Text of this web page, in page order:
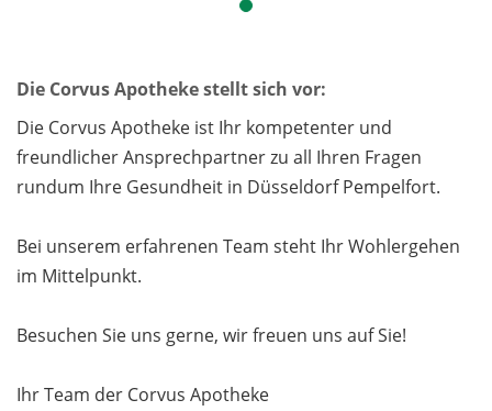
Die Corvus Apotheke stellt sich vor:
Die Corvus Apotheke ist Ihr kompetenter und
freundlicher Ansprechpartner zu all Ihren Fragen
rundum Ihre Gesundheit in Düsseldorf Pempelfort.
Bei unserem erfahrenen Team steht Ihr Wohlergehen
im Mittelpunkt.
Besuchen Sie uns gerne, wir freuen uns auf Sie!
Ihr Team der Corvus Apotheke